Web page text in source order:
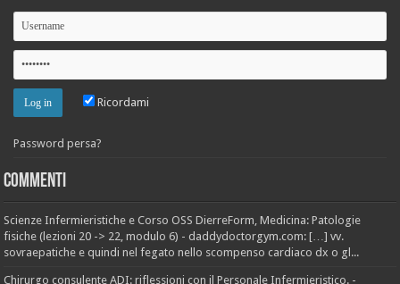
Ricordami
Password persa?
Commenti
Scienze Infermieristiche e Corso OSS DierreForm, Medicina: Patologie
fisiche (lezioni 20 -> 22, modulo 6) - daddydoctorgym.com: […] vv.
sovraepatiche e quindi nel fegato nello scompenso cardiaco dx o gl...
Chirurgo consulente ADI: riflessioni con il Personale Infermieristico. -